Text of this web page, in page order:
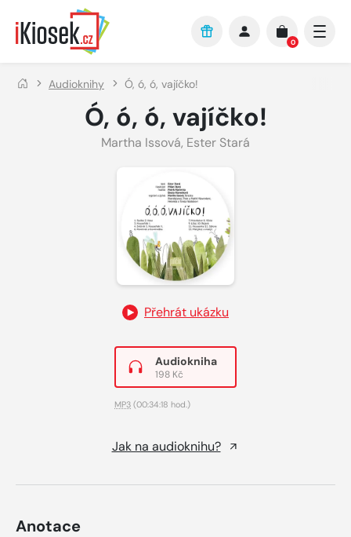
Přejít na hlavní obsah
0
Audioknihy Ó, ó, ó, vajíčko!
Ó, ó, ó, vajíčko!
Martha Issová, Ester Stará
Přehrát ukázku
Audiokniha
198 Kč
MP3 (00:34:18 hod.)
Jak na audioknihu?
Anotace